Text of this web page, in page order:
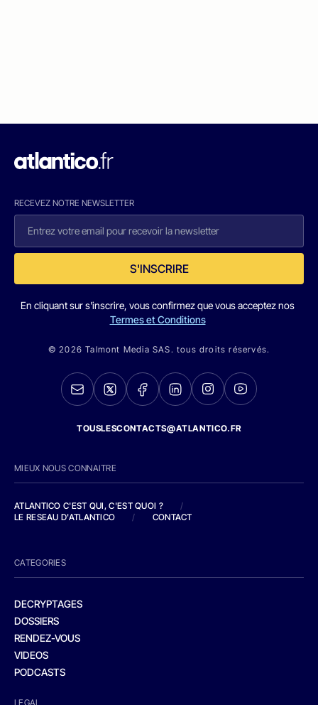
RECEVEZ NOTRE NEWSLETTER
S'INSCRIRE
En cliquant sur s'inscrire, vous confirmez que vous acceptez nos
Termes et Conditions
© 2026 Talmont Media SAS. tous droits réservés.
TOUSLESCONTACTS@ATLANTICO.FR
MIEUX NOUS CONNAITRE
ATLANTICO C'EST QUI, C'EST QUOI ?
/
LE RESEAU D'ATLANTICO
/ CONTACT
CATEGORIES
DECRYPTAGES
DOSSIERS
RENDEZ-VOUS
VIDEOS
PODCASTS
LEGAL